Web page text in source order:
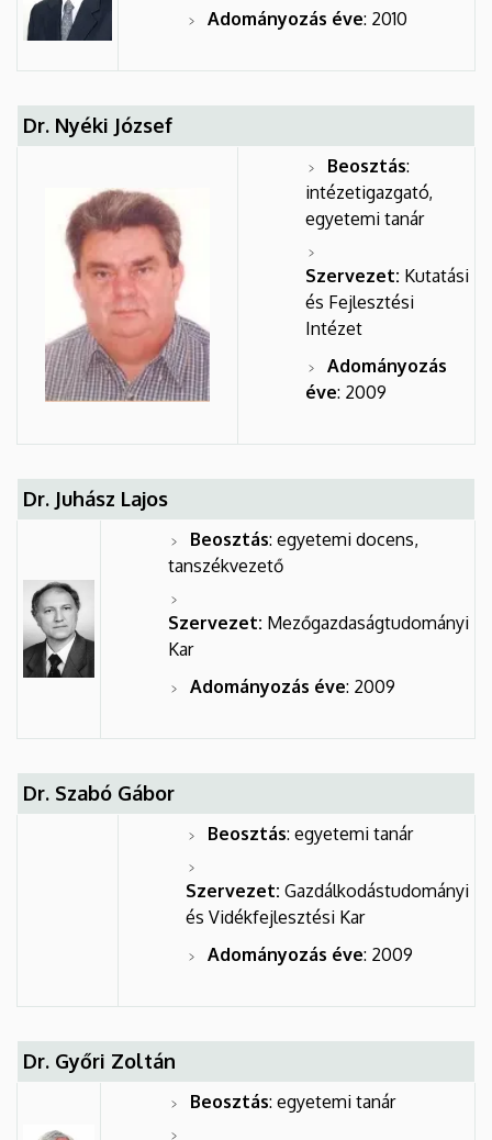
Adományozás éve: 2010
Dr. Nyéki József
Beosztás:
intézetigazgató,
egyetemi tanár
Szervezet: Kutatási
és Fejlesztési
Intézet
Adományozás
éve: 2009
Dr. Juhász Lajos
Beosztás: egyetemi docens,
tanszékvezető
Szervezet: Mezőgazdaságtudományi
Kar
Adományozás éve: 2009
Dr. Szabó Gábor
Beosztás: egyetemi tanár
Szervezet: Gazdálkodástudományi
és Vidékfejlesztési Kar
Adományozás éve: 2009
Dr. Győri Zoltán
Beosztás: egyetemi tanár